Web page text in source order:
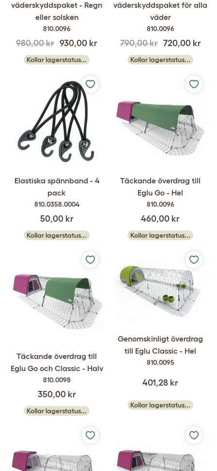
väderskyddspaket - Regn
eller solsken
810.0096
980,00 kr 930,00 kr
Kollar lagerstatus...
väderskyddspaket för alla
väder
810.0096
790,00 kr 720,00 kr
Kollar lagerstatus...
Elastiska spännband - 4
pack
810.0358.0004
50,00 kr
Kollar lagerstatus...
Täckande överdrag till
Eglu Go - Hel
810.0096
460,00 kr
Kollar lagerstatus...
Täckande överdrag till
Eglu Go och Classic - Halv
810.0098
350,00 kr
Kollar lagerstatus...
Genomskinligt överdrag
till Eglu Classic - Hel
810.0095
401,28 kr
Kollar lagerstatus...